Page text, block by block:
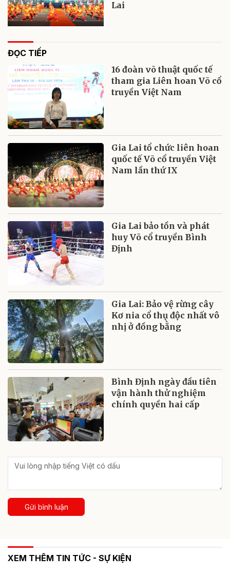
Lai
ĐỌC TIẾP
16 đoàn võ thuật quốc tế
tham gia Liên hoan Võ cổ
truyền Việt Nam
Gia Lai tổ chức liên hoan
quốc tế Võ cổ truyền Việt
Nam lần thứ IX
Gia Lai bảo tồn và phát
huy Võ cổ truyền Bình
Định
Gia Lai: Bảo vệ rừng cây
Kơ nia cổ thụ độc nhất vô
nhị ở đồng bằng
Bình Định ngày đầu tiên
vận hành thử nghiệm
chính quyền hai cấp
Gửi bình luận
XEM THÊM TIN TỨC - SỰ KIỆN